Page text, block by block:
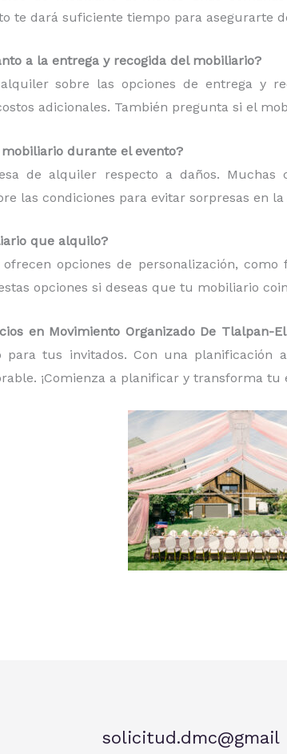
te dará suficiente tiempo para asegurarte
a la entrega y recogida del mobiliario?
sobre las opciones de entrega y
adicionales. También pregunta si el
mobiliario durante el evento?
de alquiler respecto a daños.
las condiciones para evitar sorpresas en
que alquilo?
opciones de personalización,
opciones si deseas que tu mobiliario
en Movimiento Organizado De Tlalpan-El
para tus invitados. Con una
¡Comienza a planificar y transforma tu
solicitud.dmc@gmail